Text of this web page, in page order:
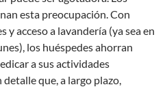
esta preocupación. Con
y acceso a lavandería (ya sea en
los huéspedes ahorran
a sus actividades
que, a largo plazo,